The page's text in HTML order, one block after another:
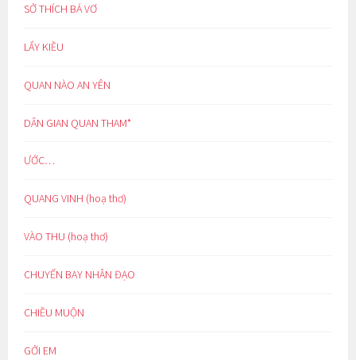
SỞ THÍCH BÁ VƠ
LẨY KIỀU
QUAN NÀO AN YÊN
DÂN GIAN QUAN THAM*
ƯỚC…
QUANG VINH (hoạ thơ)
VÀO THU (hoạ thơ)
CHUYẾN BAY NHÂN ĐẠO
CHIỀU MUỘN
GỞI EM